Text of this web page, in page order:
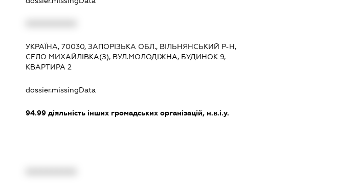
УКРАЇНА, 70030, ЗАПОРІЗЬКА ОБЛ., ВІЛЬНЯНСЬКИЙ Р-Н,
СЕЛО МИХАЙЛІВКА(З), ВУЛ.МОЛОДІЖНА, БУДИНОК 9,
КВАРТИРА 2
dossier.missingData
94.99 діяльність інших громадських організацій, н.в.і.у.